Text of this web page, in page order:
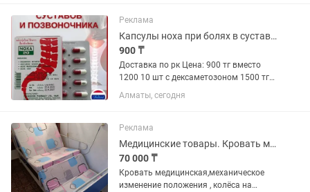
Реклама
Капсулы ноха при болях в суставах
900 ₸
Доставка по рк Цена: 900 тг вместо
1200 10 шт с дексаметозоном 1500 тг
вместо 1900 тг 10 ноха + 20
дексаметазона «Noxa 20» cпособствует
симптомов воспаления при любом...
Алматы, сегодня
Реклама
Медицинские товары. Кровать медицинская
70 000 ₸
Кровать медицинская,механическое
изменение положения , колёса на